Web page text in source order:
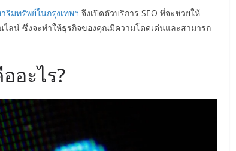
ริมทรัพย์ในกรุงเทพฯ จึงเปิดตัวบริการ SEO ที่จะช่วยให้
ลน์ ซึ่งจะทำให้ธุรกิจของคุณมีความโดดเด่นและสามารถ
อะไร?